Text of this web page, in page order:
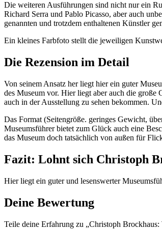
Die weiteren Ausführungen sind nicht nur ein
Richard Serra und Pablo Picasso, aber auch
genannten und trotzdem enthaltenen Künstler
Ein kleines Farbfoto stellt die jeweiligen
Die Rezension im Detail
Von seinem Ansatz her liegt hier ein guter
des Museum vor. Hier liegt aber auch die große
auch in der Ausstellung zu sehen bekommen.
Das Format (Seitengröße. geringes Gewicht,
Museumsführer bietet zum Glück auch eine
das Museum doch tatsächlich von außen für
Fazit: Lohnt sich Christoph
Hier liegt ein guter und lesenswerter
Deine Bewertung
Teile deine Erfahrung zu „Christoph